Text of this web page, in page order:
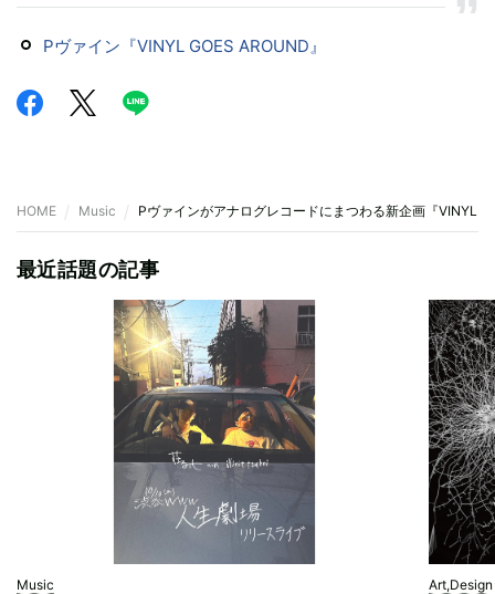
Pヴァイン『VINYL GOES AROUND』
HOME Music Pヴァインがアナログレコードにまつわる新企画『VINYL
最近話題の記事
Music Art,Design